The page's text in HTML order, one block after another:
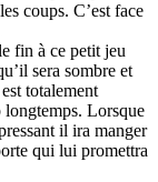
coups. C’est face
fin à ce petit jeu
sera sombre et
totalement
Lorsque
il ira manger
qui lui promettra